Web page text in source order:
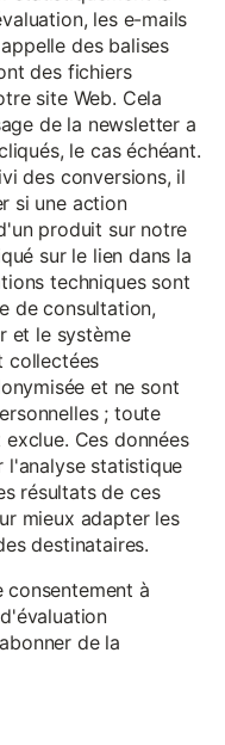
les e-mails
des balises
des fichiers
site Web. Cela
de la newsletter a
le cas échéant.
des conversions, il
si une action
produit sur notre
sur le lien dans la
techniques sont
de consultation,
et le système
collectées
et ne sont
; toute
Ces données
l'analyse statistique
résultats de ces
mieux adapter les
destinataires.
consentement à
de la